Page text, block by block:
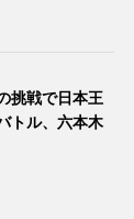
挑戦で日本王
トル、六本木